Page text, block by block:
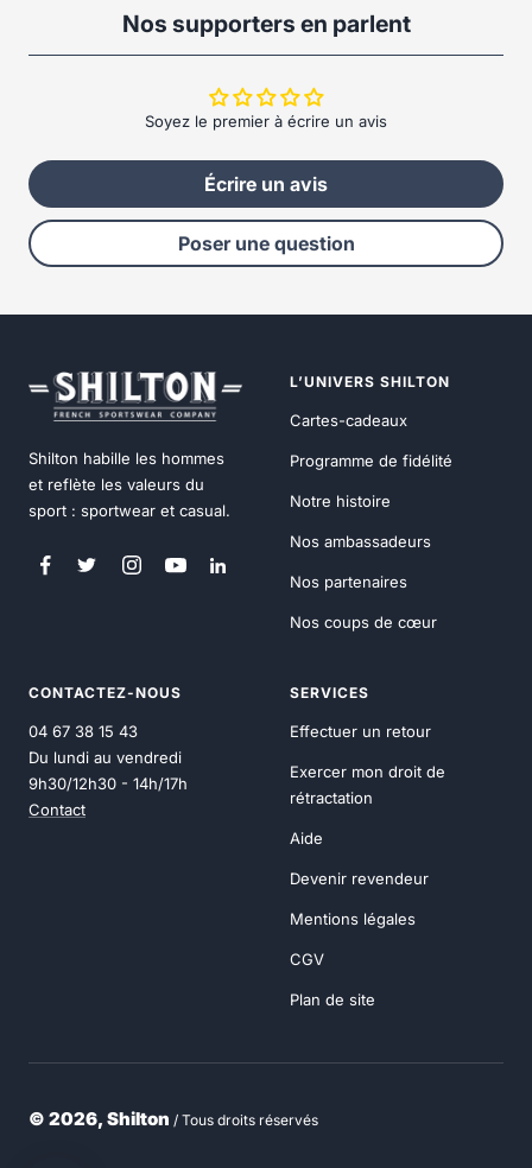
Nos supporters en parlent
Soyez le premier à écrire un avis
Écrire un avis
Poser une question
Shilton habille les hommes
et reflète les valeurs du
sport : sportwear et casual.
L’UNIVERS SHILTON
Cartes-cadeaux
Programme de fidélité
Notre histoire
Nos ambassadeurs
Nos partenaires
Nos coups de cœur
CONTACTEZ-NOUS
04 67 38 15 43
Du lundi au vendredi
9h30/12h30 - 14h/17h
Contact
SERVICES
Effectuer un retour
Exercer mon droit de
rétractation
Aide
Devenir revendeur
Mentions légales
CGV
Plan de site
© 2026, Shilton / Tous droits réservés